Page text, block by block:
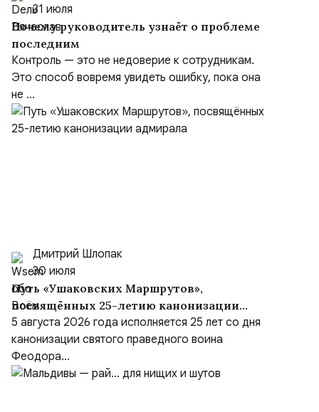
31 июля
Почему руководитель узнаёт о проблеме
последним
Контроль — это не недоверие к сотрудникам.
Это способ вовремя увидеть ошибку, пока она
не ...
Дмитрий Шлопак
30 июля
Путь «Ушаковских Маршрутов»,
посвящённых 25-летию канонизации
адмирала
5 августа 2026 года исполняется 25 лет со дня
канонизации святого праведного воина
Феодора...